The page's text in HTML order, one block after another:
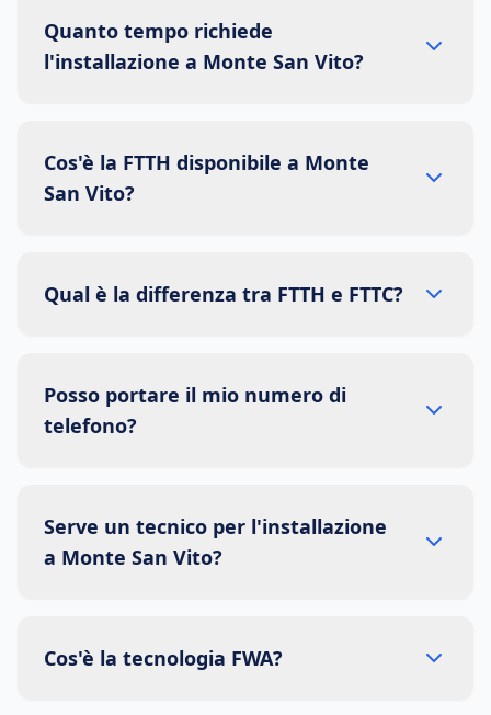
Quanto tempo richiede
l'installazione a Monte San Vito?
Cos'è la FTTH disponibile a Monte
San Vito?
Qual è la differenza tra FTTH e FTTC?
Posso portare il mio numero di
telefono?
Serve un tecnico per l'installazione
a Monte San Vito?
Cos'è la tecnologia FWA?